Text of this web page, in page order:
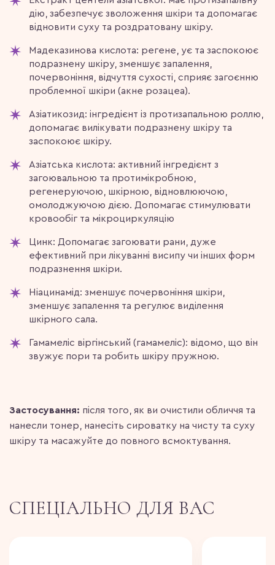
дію, забезпечує зволоження шкіри та допомагає
відновити суху та роздратовану шкіру.
Мадеказинова кислота: регене, ує та заспокоює
подразнену шкіру, зменшує запалення,
почервоніння, відчуття сухості, сприяє загоєнню
проблемної шкіри (акне розацеа).
Азіатикозид: інгредієнт із протизапальною роллю,
допомагає вилікувати подразнену шкіру та
заспокоює шкіру.
Азіатська кислота: активний інгредієнт з
загоювальною та протимікробною,
регенеруючою, шкірною, відновлюючою,
омолоджуючою дією. Допомагає стимулювати
кровообіг та мікроциркуляцію
Цинк: Допомагає загоювати рани, дуже
ефективний при лікуванні висипу чи інших форм
подразнення шкіри.
Ніацинамід: зменшує почервоніння шкіри,
зменшує запалення та регулює виділення
шкірного сала.
Гамамеліс віргінський (гамамеліс): відомо, що він
звужує пори та робить шкіру пружною.
Застосування: після того, як ви очистили обличчя та
нанесли тонер, нанесіть сироватку на чисту та суху
шкіру та масажуйте до повного всмоктування.
СПЕЦІАЛЬНО ДЛЯ ВАС